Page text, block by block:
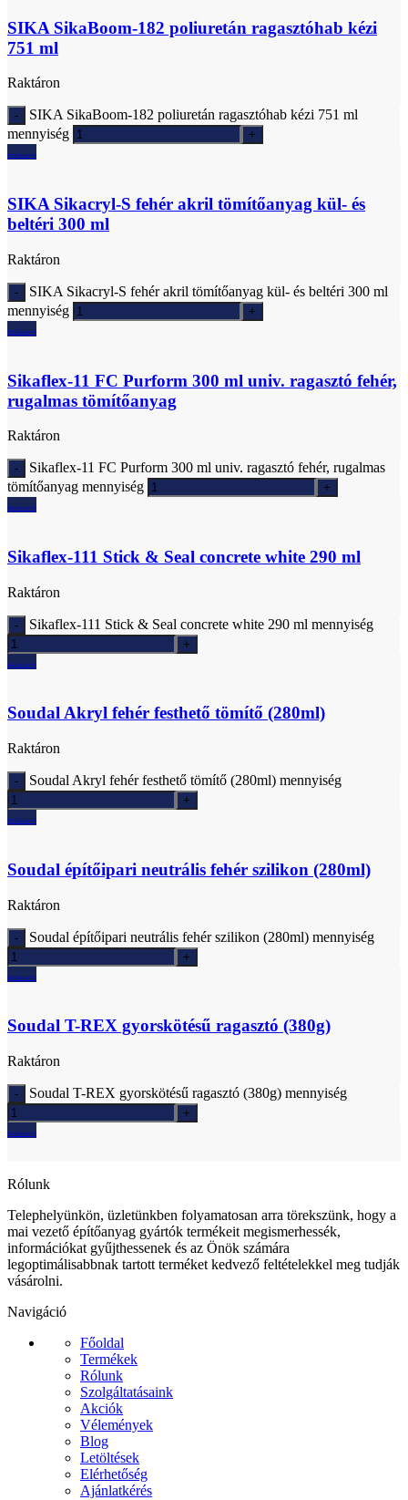
SIKA SikaBoom-182 poliuretán ragasztóhab kézi
751 ml
Raktáron
SIKA SikaBoom-182 poliuretán ragasztóhab kézi 751 ml
mennyiség
Ajánlatkérés
SIKA Sikacryl-S fehér akril tömítőanyag kül- és
beltéri 300 ml
Raktáron
SIKA Sikacryl-S fehér akril tömítőanyag kül- és beltéri 300 ml
mennyiség
Ajánlatkérés
Sikaflex-11 FC Purform 300 ml univ. ragasztó fehér,
rugalmas tömítőanyag
Raktáron
Sikaflex-11 FC Purform 300 ml univ. ragasztó fehér, rugalmas
tömítőanyag mennyiség
Ajánlatkérés
Sikaflex-111 Stick & Seal concrete white 290 ml
Raktáron
Sikaflex-111 Stick & Seal concrete white 290 ml mennyiség
Ajánlatkérés
Soudal Akryl fehér festhető tömítő (280ml)
Raktáron
Soudal Akryl fehér festhető tömítő (280ml) mennyiség
Ajánlatkérés
Soudal építőipari neutrális fehér szilikon (280ml)
Raktáron
Soudal építőipari neutrális fehér szilikon (280ml) mennyiség
Ajánlatkérés
Soudal T-REX gyorskötésű ragasztó (380g)
Raktáron
Soudal T-REX gyorskötésű ragasztó (380g) mennyiség
Ajánlatkérés
Rólunk
Telephelyünkön, üzletünkben folyamatosan arra törekszünk, hogy a
mai vezető építőanyag gyártók termékeit megismerhessék,
információkat gyűjthessenek és az Önök számára
legoptimálisabbnak tartott terméket kedvező feltételekkel meg tudják
vásárolni.
Navigáció
Főoldal
Termékek
Rólunk
Szolgáltatásaink
Akciók
Vélemények
Blog
Letöltések
Elérhetőség
Ajánlatkérés